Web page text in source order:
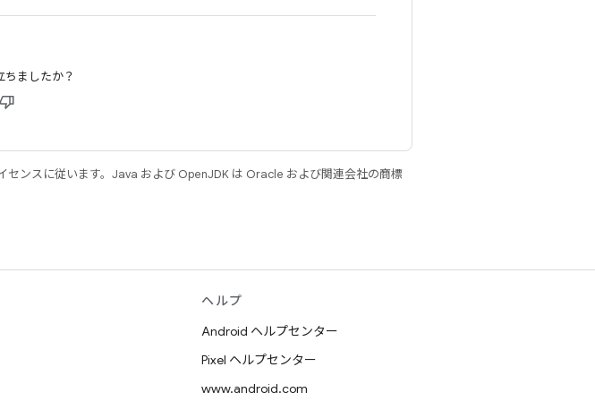
ちましたか？
センスに従います。Java および OpenJDK は Oracle および関連会社の商標
ヘルプ
Android ヘルプセンター
Pixel ヘルプセンター
www.android.com